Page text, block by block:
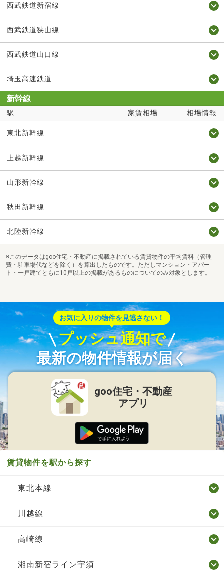
西武鉄道新宿線
西武鉄道狭山線
西武鉄道山口線
埼玉高速鉄道
新幹線
駅 家賃相場 相場情報
東北新幹線
上越新幹線
山形新幹線
秋田新幹線
北陸新幹線
※このデータはgoo住宅・不動産に掲載されている賃貸物件の平均賃料（管理
費・駐車場代などを除く）を算出したものです。ただしマンション・アパー
ト・一戸建てともに10戸以上の掲載があるものについてのみ対象とします。
お気に入りの物件を見逃さない！
プッシュ通知で
最新の物件情報が届く
goo住宅・不動産
アプリ
賃貸物件を駅から探す
東北本線
川越線
高崎線
湘南新宿ライン宇須